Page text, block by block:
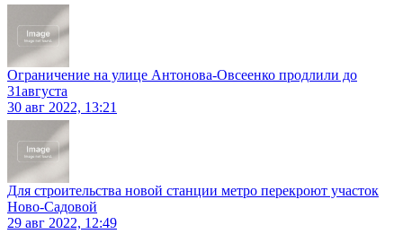
Ограничение на улице Антонова-Овсеенко продлили до
31августа
30 авг 2022, 13:21
Для строительства новой станции метро перекроют участок
Ново-Садовой
29 авг 2022, 12:49